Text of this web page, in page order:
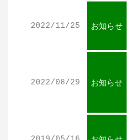
2022/11/25 お知らせ
2022/08/29 お知らせ